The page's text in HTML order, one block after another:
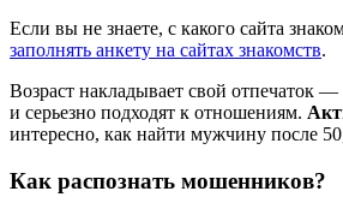
Если вы не знаете, с какого сайта
заполнять анкету на сайтах знакомств.
Возраст накладывает свой отпечаток
и серьезно подходят к отношениям.
интересно, как найти мужчину после
Как распознать мошенников?